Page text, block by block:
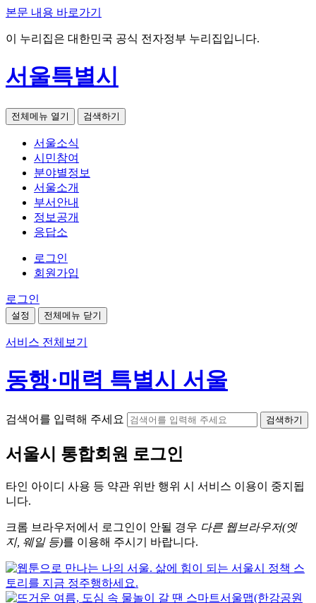
본문 내용 바로가기
이 누리집은 대한민국 공식 전자정부 누리집입니다.
서울특별시
전체메뉴 열기 검색하기
서울소식
시민참여
분야별정보
서울소개
부서안내
정보공개
응답소
로그인
회원가입
로그인
설정 전체메뉴 닫기
서비스 전체보기
동행·매력 특별시 서울
검색어를 입력해 주세요 검색하기
서울시 통합회원 로그인
타인 아이디 사용 등 약관 위반 행위 시 서비스 이용이 중지됩
니다.
크롬 브라우저에서 로그인이 안될 경우 다른 웹브라우저(엣
지, 웨일 등)를 이용해 주시기 바랍니다.